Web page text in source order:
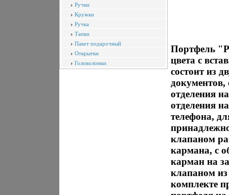
Ручки
Кружки
Ручка
Тапки
Пакет подарочный
Открытки
Головоломки
Портфель
цвета с
состоит из
документов,
отделения
отделения
телефона,
клапаном
кармана, с
карман на
клапаном
комплекте